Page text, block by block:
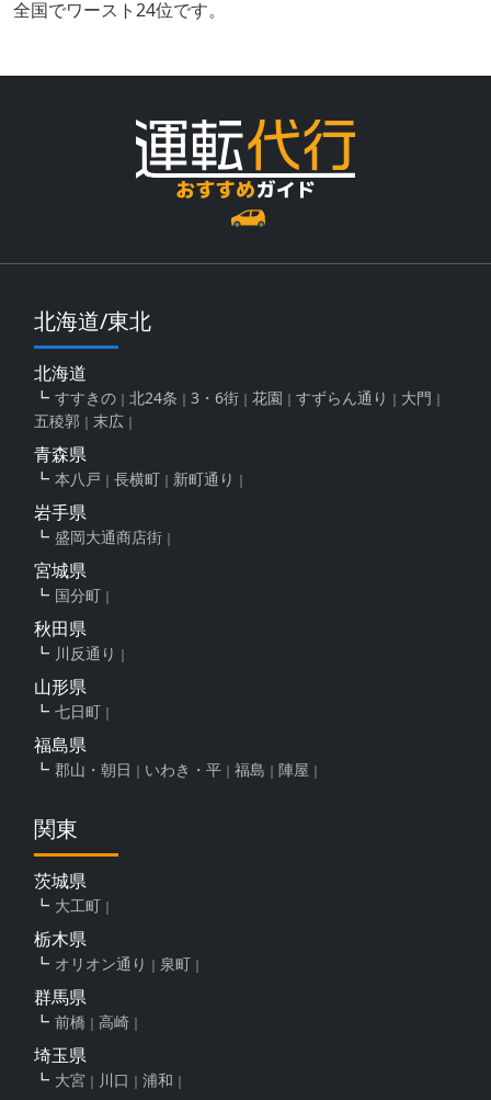
全国でワースト24位です。
北海道/東北
北海道
すすきの 北24条 3・6街 花園 すずらん通り
大門
五稜郭
末広
青森県
本八戸 長横町 新町通り
岩手県
盛岡大通商店街
宮城県
国分町
秋田県
川反通り
山形県
七日町
福島県
郡山・朝日 いわき・平 福島 陣屋
関東
茨城県
大工町
栃木県
オリオン通り 泉町
群馬県
前橋 高崎
埼玉県
大宮 川口 浦和